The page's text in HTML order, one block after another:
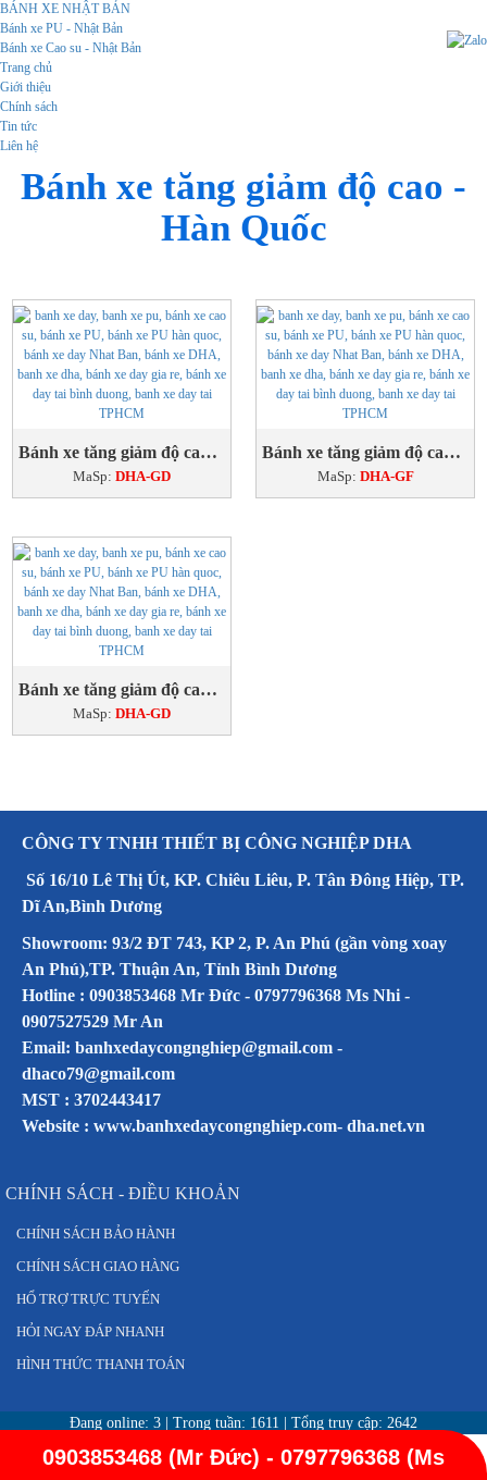
BÁNH XE NHẬT BẢN
Bánh xe PU - Nhật Bản
Bánh xe Cao su - Nhật Bản
Trang chủ
Giới thiệu
Chính sách
Tin tức
Liên hệ
Bánh xe tăng giảm độ cao -
Hàn Quốc
Bánh xe tăng giảm độ cao - Hàn Quốc
MaSp: DHA-GD
Bánh xe tăng giảm độ cao - Hàn Quốc
MaSp: DHA-GF
Bánh xe tăng giảm độ cao - Hàn Quốc
MaSp: DHA-GD
CÔNG TY TNHH THIẾT BỊ CÔNG NGHIỆP DHA
Số 16/10 Lê Thị Út, KP. Chiêu Liêu, P. Tân Đông Hiệp, TP.
Dĩ An,Bình Dương
Showroom: 93/2 ĐT 743, KP 2, P. An Phú (gần vòng xoay
An Phú),TP. Thuận An, Tỉnh Bình Dương
Hotline : 0903853468 Mr Đức - 0797796368 Ms Nhi -
0907527529 Mr An
Email: banhxedaycongnghiep@gmail.com -
dhaco79@gmail.com
MST : 3702443417
Website : www.banhxedaycongnghiep.com- dha.net.vn
CHÍNH SÁCH - ĐIỀU KHOẢN
CHÍNH SÁCH BẢO HÀNH
CHÍNH SÁCH GIAO HÀNG
HỔ TRỢ TRỰC TUYẾN
HỎI NGAY ĐÁP NHANH
HÌNH THỨC THANH TOÁN
Đang online: 3 | Trong tuần: 1611 | Tổng truy cập: 2642
0903853468 (Mr Đức) - 0797796368 (Ms